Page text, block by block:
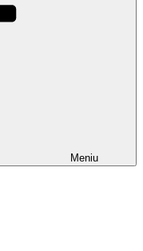
Meniu